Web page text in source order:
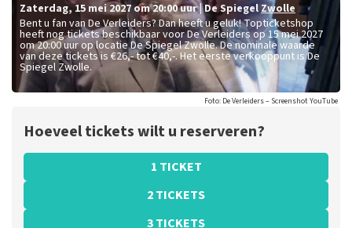
zaterdag,15 mei 2027 om 20:00uur |De SpiegelZwolle
Bent u fan van De Verleiders? Dan heeft u geluk! Topticketshop
heeft nog tickets beschikbaar voor De Verleiders op 15 mei 2027
om 20:00 uur op locatie De Spiegel Zwolle. De nominale waarde
van deze tickets is €26,- tot €40,-. Het eerste verkooppunt is De
Spiegel Zwolle.
Foto: De Verleiders – Screenshot YouTube
Hoeveel tickets wilt u reserveren?
1 TICKET
2 TICKETS
3 TICKETS